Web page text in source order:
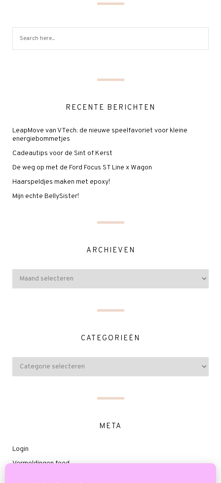
RECENTE BERICHTEN
LeapMove van VTech: de nieuwe speelfavoriet voor kleine
energiebommetjes
Cadeautips voor de Sint of Kerst
De weg op met de Ford Focus ST Line x Wagon
Haarspeldjes maken met epoxy!
Mijn echte BellySister!
ARCHIEVEN
CATEGORIEËN
META
Login
Vermeldingen feed